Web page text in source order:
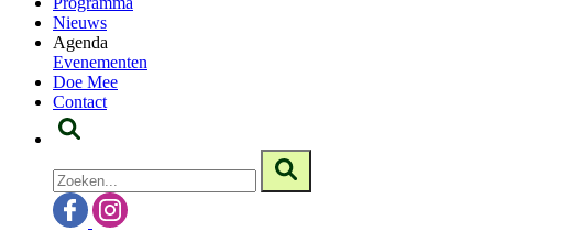
Nieuws
Agenda
Evenementen
Doe Mee
Contact